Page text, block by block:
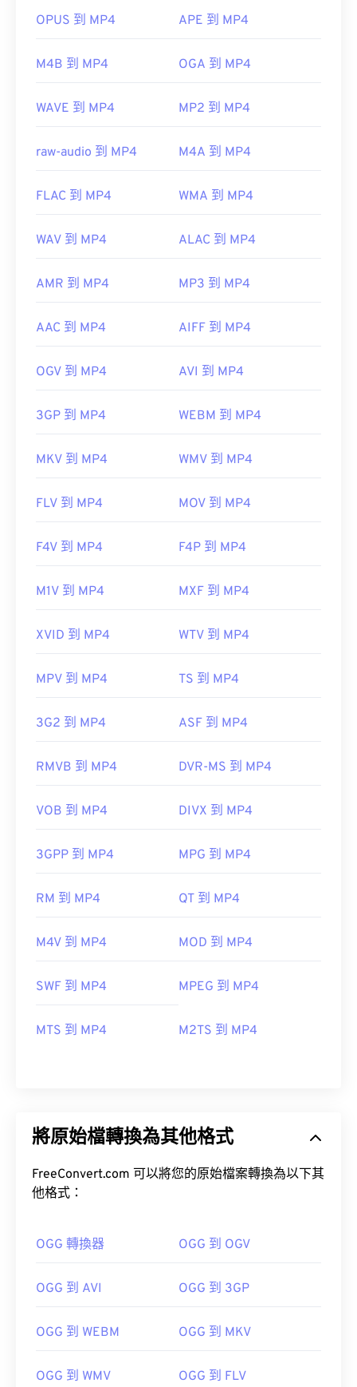
00
00
VLC 媒體播放器
標準： ISO/IEC 14496
https://en.wikipedia.org/wiki/MPEG-4
4.html
OPUS 到 MP4 APE 到 MP4
M4B 到 MP4 OGA 到 MP4
WAVE 到 MP4 MP2 到 MP4
raw-audio 到 MP4 M4A 到 MP4
FLAC 到 MP4 WMA 到 MP4
WAV 到 MP4 ALAC 到 MP4
AMR 到 MP4 MP3 到 MP4
AAC 到 MP4 AIFF 到 MP4
OGV 到 MP4 AVI 到 MP4
3GP 到 MP4 WEBM 到 MP4
MKV 到 MP4 WMV 到 MP4
FLV 到 MP4 MOV 到 MP4
F4V 到 MP4 F4P 到 MP4
M1V 到 MP4 MXF 到 MP4
XVID 到 MP4 WTV 到 MP4
MPV 到 MP4 TS 到 MP4
3G2 到 MP4 ASF 到 MP4
RMVB 到 MP4 DVR-MS 到 MP4
VOB 到 MP4 DIVX 到 MP4
3GPP 到 MP4 MPG 到 MP4
RM 到 MP4 QT 到 MP4
M4V 到 MP4 MOD 到 MP4
SWF 到 MP4 MPEG 到 MP4
MTS 到 MP4 M2TS 到 MP4
將原始檔轉換為其他格式
FreeConvert.com 可以將您的原始檔案轉換為以下其
他格式：
OGG 轉換器 OGG 到 OGV
OGG 到 AVI OGG 到 3GP
OGG 到 WEBM OGG 到 MKV
OGG 到 WMV OGG 到 FLV